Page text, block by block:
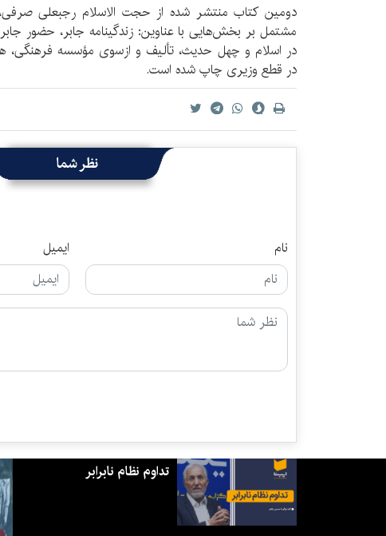
دومین کتاب منتشر شده از حجت الاسلام رجبعلی
مشتمل بر بخش‌هایی با عناوین: زندگینامه جابر، حضور
در اسلام و چهل حدیث، تألیف و ازسوی مؤسسه فرهنگی،
در قطع وزیری چاپ شده است.
نظر شما
نام ایمیل
تداوم نظام نابرابر